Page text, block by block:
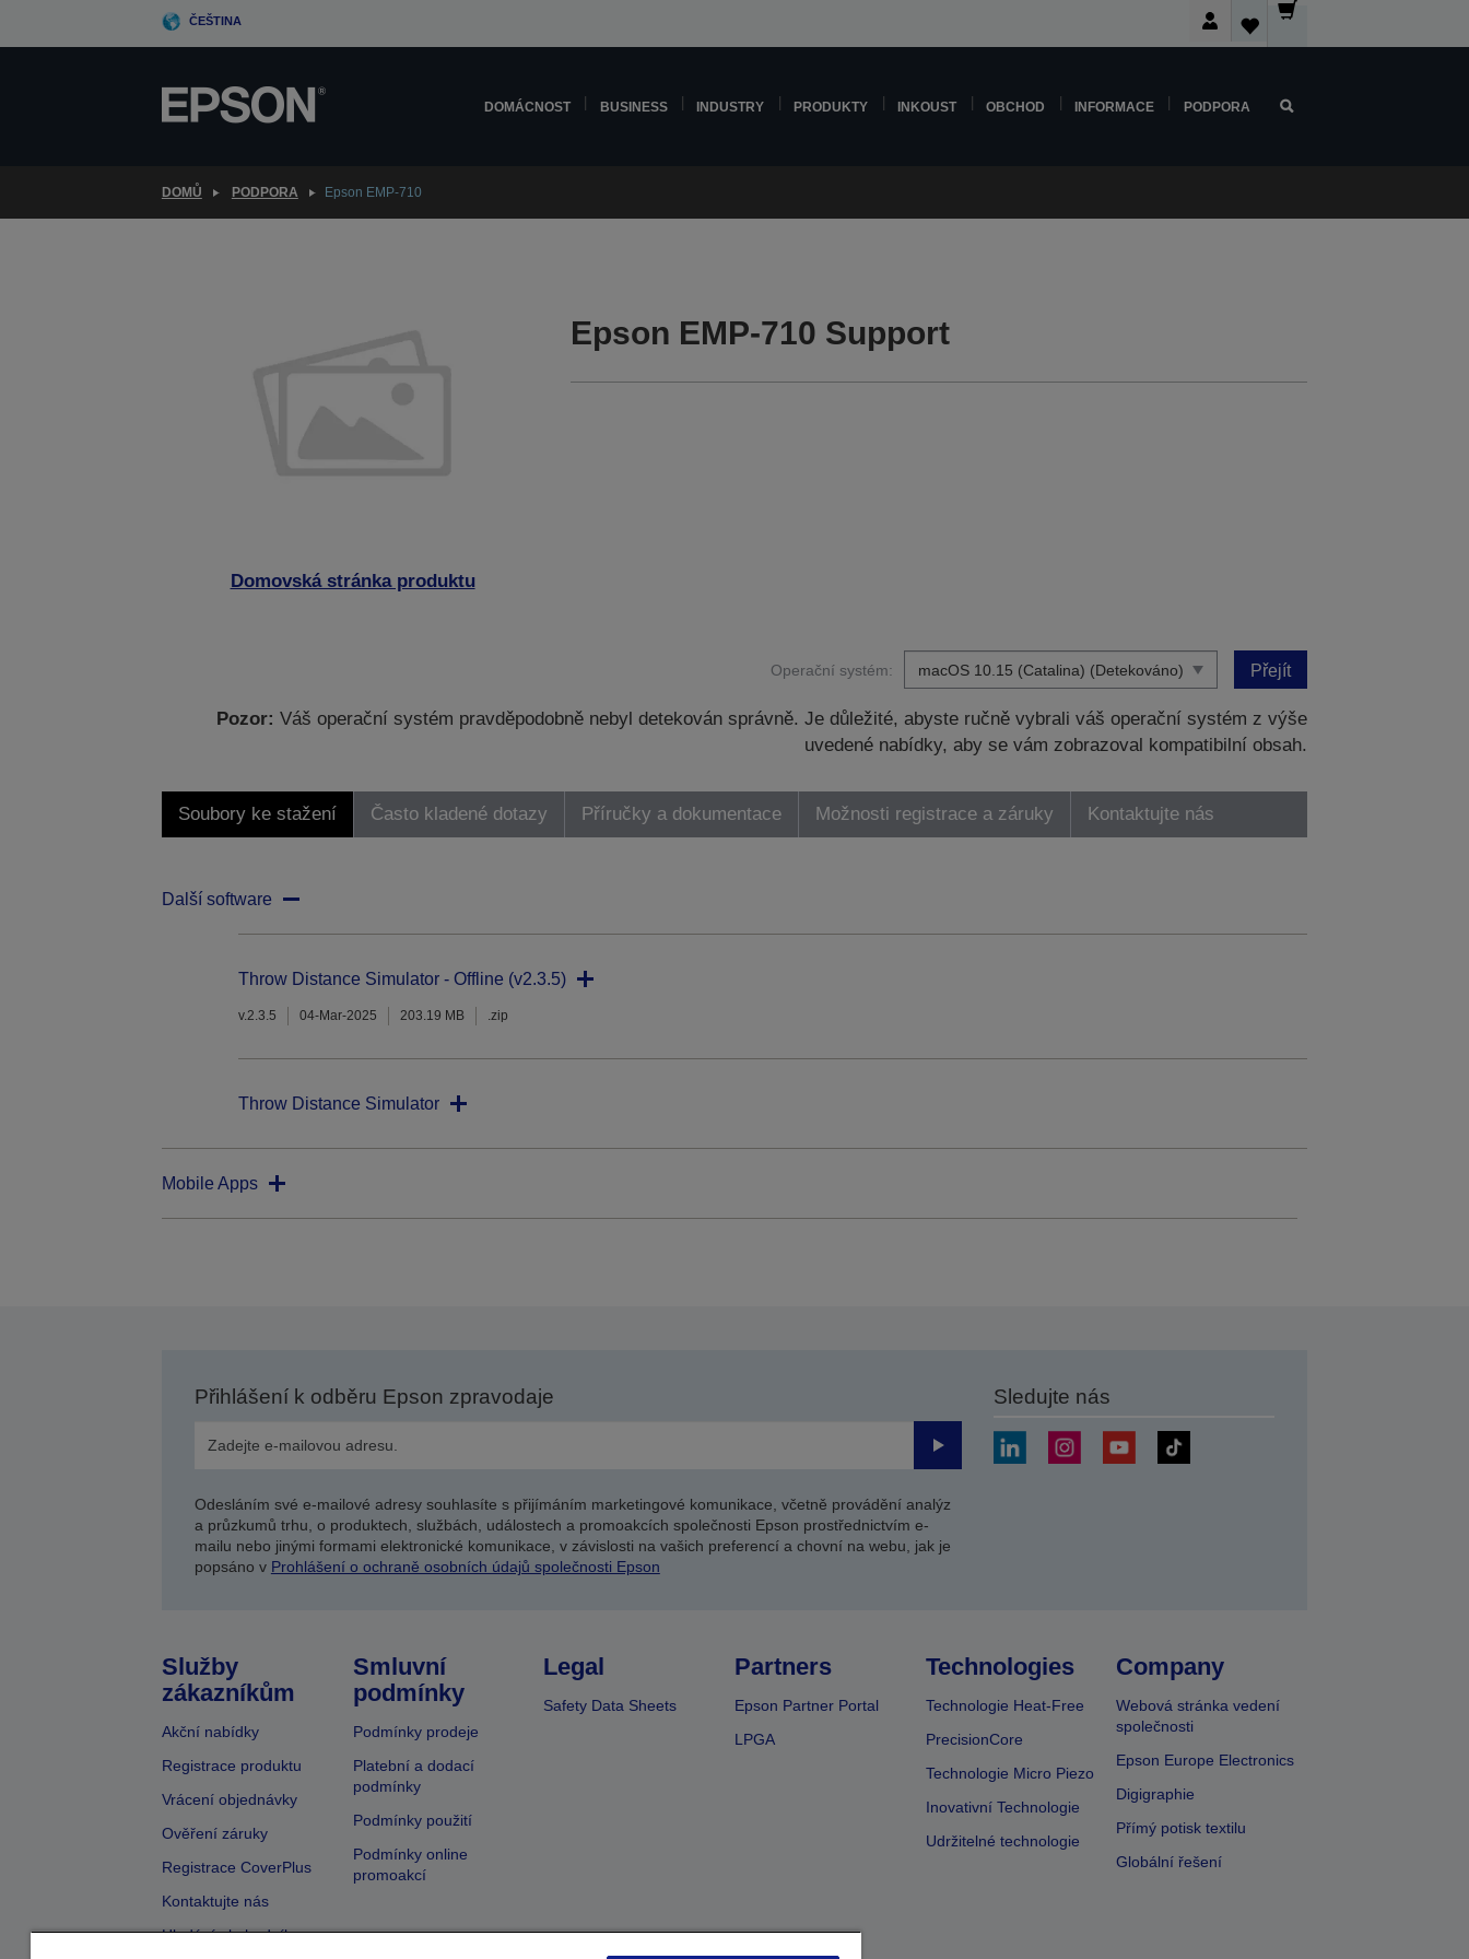
ČEŠTINA
DOMÁCNOST BUSINESS INDUSTRY PRODUKTY INKOUST OBCHOD INFORMACE PODPORA
DOMŮ PODPORA Epson EMP-710
Domovská stránka produktu
Epson EMP-710 Support
Operační systém: Přejít
Pozor: Váš operační systém pravděpodobně nebyl detekován správně. Je důležité, abyste ručně vybrali váš operační systém z výše
uvedené nabídky, aby se vám zobrazoval kompatibilní obsah.
Soubory ke stažení Často kladené dotazy Příručky a dokumentace Možnosti registrace a záruky Kontaktujte nás
Další software
Throw Distance Simulator - Offline (v2.3.5)
v.2.3.5 04-Mar-2025 203.19 MB .zip
Throw Distance Simulator
Mobile Apps
Přihlášení k odběru Epson zpravodaje
Odeslat
Odesláním své e-mailové adresy souhlasíte s přijímáním marketingové komunikace, včetně provádění analýz
a průzkumů trhu, o produktech, službách, událostech a promoakcích společnosti Epson prostřednictvím e-
mailu nebo jinými formami elektronické komunikace, v závislosti na vašich preferencí a chovní na webu, jak je
popsáno v Prohlášení o ochraně osobních údajů společnosti Epson
Sledujte nás
Služby
zákazníkům
Akční nabídky
Registrace produktu
Vrácení objednávky
Ověření záruky
Registrace CoverPlus
Kontaktujte nás
Hledání obchodníka
Smluvní
podmínky
Podmínky prodeje
Platební a dodací
podmínky
Podmínky použití
Podmínky online
promoakcí
Legal
Safety Data Sheets
Partners
Epson Partner Portal
LPGA
Technologies
Technologie Heat-Free
PrecisionCore
Technologie Micro Piezo
Inovativní Technologie
Udržitelné technologie
Company
Webová stránka vedení
společnosti
Epson Europe Electronics
Digigraphie
Přímý potisk textilu
Globální řešení